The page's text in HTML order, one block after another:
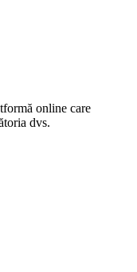
online care
dvs.